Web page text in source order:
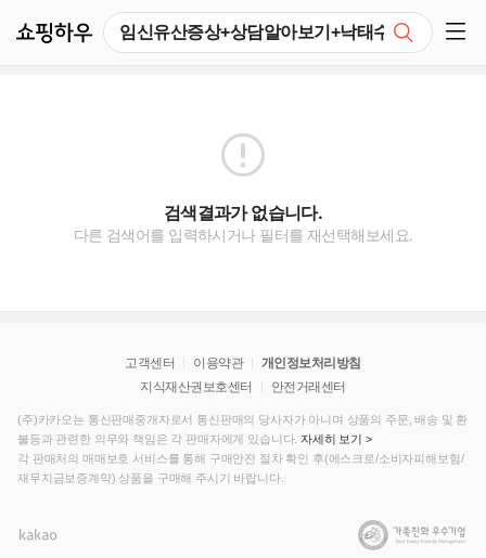
검색결과가 없습니다.
다른 검색어를 입력하시거나 필터를 재선택해보세요.
고객센터 이용약관
개인정보처리방침
지식재산권보호센터
안전거래센터
(주)카카오는 통신판매중개자로서 통신판매의 당사자가 아니며 상품의 주문, 배송 및 환
불등과 관련한 의무와 책임은 각 판매자에게 있습니다. 자세히 보기 >
각 판매처의 매매보호 서비스를 통해 구매안전 절차 확인 후(에스크로/소비자피해보험/
재무지금보증계약) 상품을 구매해 주시기 바랍니다.